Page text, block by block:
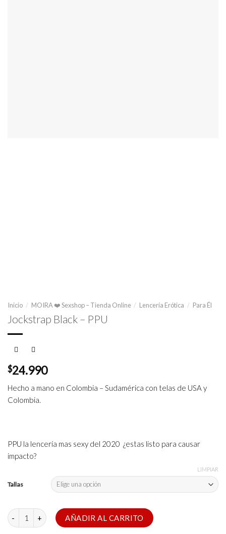
Inicio / MOIRA ❤️ Sexshop – Tienda Online / Lencería Erótica / Para Él
Jockstrap Black – PPU
$24.990
Hecho a mano en Colombia – Sudamérica con telas de USA y
Colombia.
PPU la lencería mas sexy del 2020 ¿estas listo para causar
impacto?
Tallas
LIMPIAR
Jockstrap Black – PPU cantidad
AÑADIR AL CARRITO